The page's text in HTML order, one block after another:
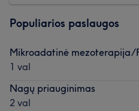
Populiarios paslaugos
Mikroadatinė mezoterapija/
1 val
Nagų priauginimas
2 val